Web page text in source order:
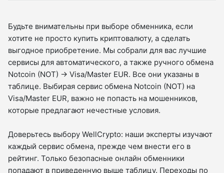
Будьте внимательны при выборе обменника, если
хотите не просто купить криптовалюту, а сделать
выгодное приобретение. Мы собрали для вас лучшие
сервисы для автоматического, а также ручного обмена
Notcoin (NOT) → Visa/Master EUR. Все они указаны в
таблице. Выбирая сервис обмена Notcoin (NOT) на
Visa/Master EUR, важно не попасть на мошенников,
которые предлагают нечестные условия.
Доверьтесь выбору WellCrypto: наши эксперты изучают
каждый сервис обмена, прежде чем внести его в
рейтинг. Только безопасные онлайн обменники
попадают в приведенную выше таблицу. Переходы по